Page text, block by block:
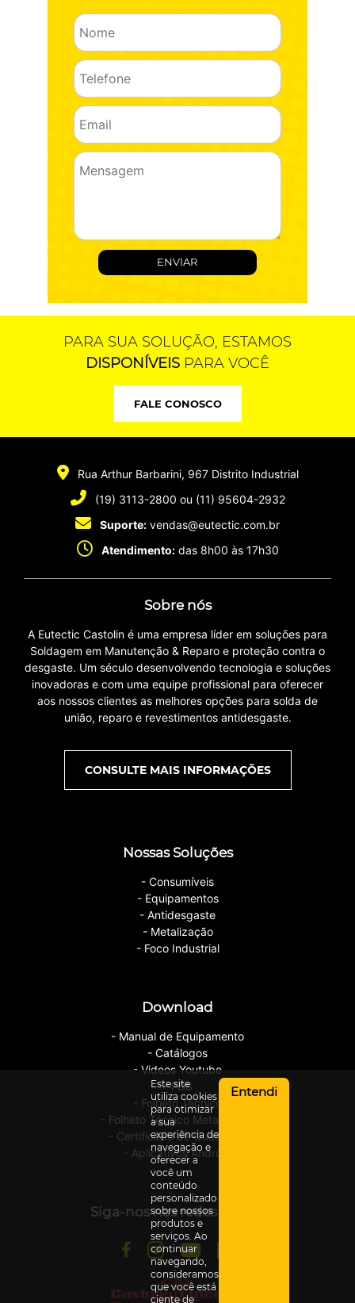
PARA SUA SOLUÇÃO, ESTAMOS
DISPONÍVEIS PARA VOCÊ
FALE CONOSCO
Rua Arthur Barbarini, 967Distrito Industrial
(19) 3113-2800 ou (11) 95604-2932
Suporte: vendas@eutectic.com.br
Atendimento: das 8h00 às 17h30
Sobre nós
A Eutectic Castolin é uma empresa líder em soluções para
Soldagem em Manutenção & Reparo e proteção contra o
desgaste. Um século desenvolvendo tecnologia e soluções
inovadoras e com uma equipe profissional para oferecer
aos nossos clientes as melhores opções para solda de
união, reparo e revestimentos antidesgaste.
CONSULTE MAIS INFORMAÇÕES
Nossas Soluções
- Consumíveis
- Equipamentos
- Antidesgaste
- Metalização
- Foco Industrial
Download
- Manual de Equipamento
- Catálogos
- Videos Youtube
- FDS
- Folheto Técnico
- Folheto Técnico Metalização
- Certificado de Qualidade
- Aplicativos Android
Siga-nos nas redes sociais
Este site
utiliza cookies
para otimizar
a sua
experiência de
navegação e
oferecer a
você um
conteúdo
personalizado
sobre nossos
produtos e
serviços. Ao
continuar
navegando,
consideramos
que você está
ciente de
Entendi